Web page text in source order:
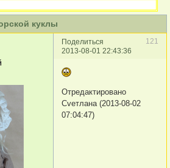
куклы
Поделиться
121
2013-08-01 22:43:36
Отредактировано
Сvетлана (2013-08-02
07:04:47)